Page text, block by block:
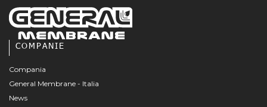
COMPANIE
Compania
General Membrane - Italia
News